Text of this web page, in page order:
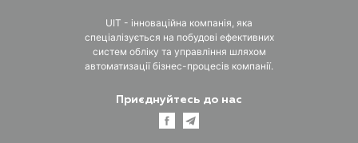
UIT - інноваційна компанія, яка
спеціалізується на побудові ефективних
систем обліку та управління шляхом
автоматизації бізнес-процесів компанії.
Приєднуйтесь до нас